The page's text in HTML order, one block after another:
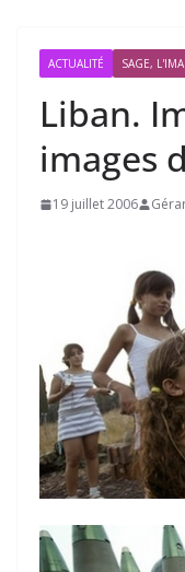
ACTUALITÉ SAGE,
Liban.
images
19 juillet 2006